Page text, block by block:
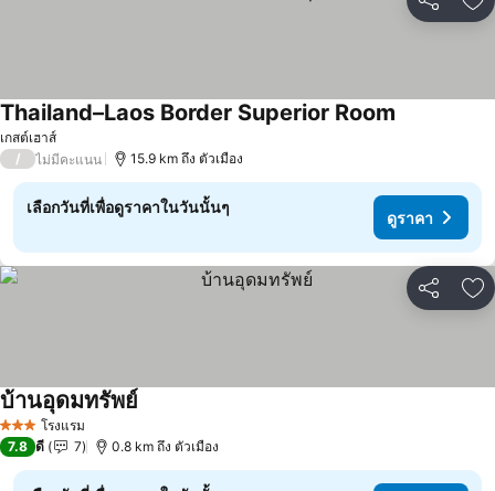
แชร์ เ
เกสต์เฮาส์
Thailand–Laos Border Superior Room
/ ไม่มีคะแนน 15.9 km ถึง ตัวเมือง
เลือกวันที่เพื่อดูราคาในวันนั้นๆ
ดูราคา
แชร์ เ
3 ดาว โรงแรม
บ้านอุดมทรัพย์
7.8 ดี 7 0.8 km ถึง ตัวเมือง